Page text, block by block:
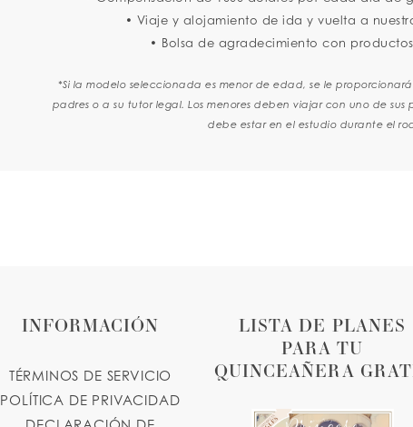
• Viaje y alojamiento de ida y vuelta a
• Bolsa de agradecimiento con
*Si la modelo seleccionada es menor de edad, se le
padres o a su tutor legal. Los menores deben viajar con uno de
debe estar en el estudio durante el
LISTA DE PLANES
PARA TU
QUINCEAÑERA
INFORMACIÓN
TÉRMINOS DE SERVICIO
POLÍTICA DE PRIVACIDAD